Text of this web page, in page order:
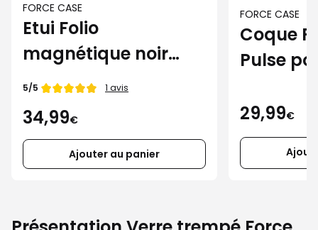
FORCE CASE
Etui Folio
magnétique noir
Force Case pour
Galaxy S26+
Note de
5/5 1 avis
34,99€
Ajouter au panier
FORCE CASE
Coque
Pulse
29,99€